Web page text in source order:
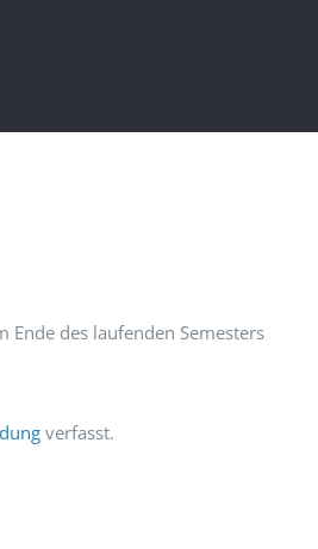
des laufenden Semesters
verfasst.